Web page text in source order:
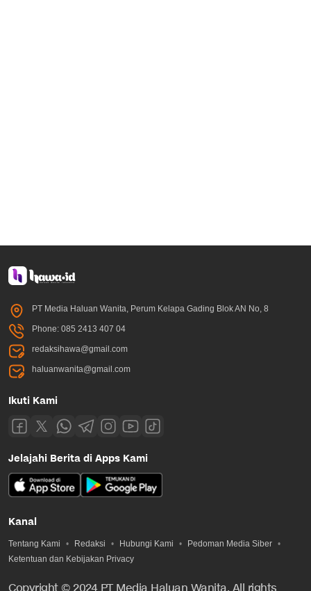
PT Media Haluan Wanita, Perum Kelapa Gading Blok AN No, 8
Phone: 085 2413 407 04
redaksihawa@gmail.com
haluanwanita@gmail.com
Ikuti Kami
Jelajahi Berita di Apps Kami
Kanal
Tentang Kami Redaksi Hubungi Kami
Pedoman Media Siber
Ketentuan dan Kebijakan Privacy